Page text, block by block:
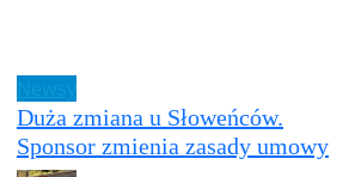
Duża zmiana u Słoweńców.
Sponsor zmienia zasady umowy